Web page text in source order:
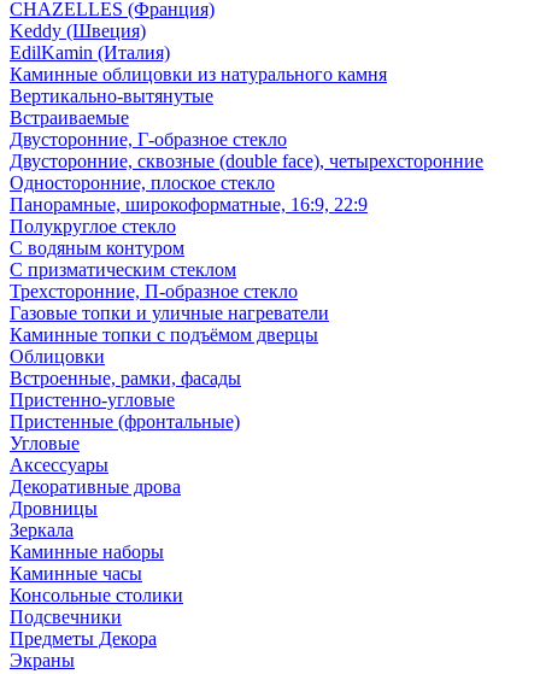
CHAZELLES (Франция)
Keddy (Швеция)
EdilKamin (Италия)
Каминные облицовки из натурального камня
Вертикально-вытянутые
Встраиваемые
Двусторонние, Г-образное стекло
Двусторонние, сквозные (double face), четырехсторонние
Односторонние, плоское стекло
Панорамные, широкоформатные, 16:9, 22:9
Полукруглое стекло
С водяным контуром
С призматическим стеклом
Трехсторонние, П-образное стекло
Газовые топки и уличные нагреватели
Каминные топки с подъёмом дверцы
Облицовки
Встроенные, рамки, фасады
Пристенно-угловые
Пристенные (фронтальные)
Угловые
Аксессуары
Декоративные дрова
Дровницы
Зеркала
Каминные наборы
Каминные часы
Консольные столики
Подсвечники
Предметы Декора
Экраны